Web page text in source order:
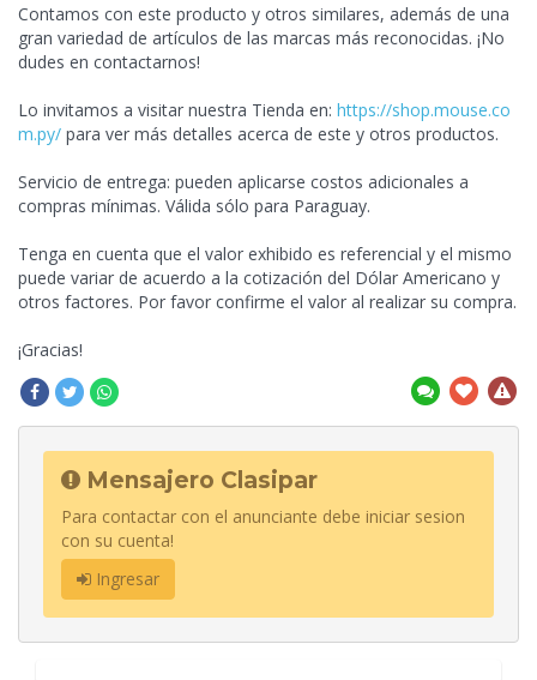
Contamos con este producto y otros similares, además de una
gran variedad de artículos de las marcas más reconocidas. ¡No
dudes en contactarnos!
Lo invitamos a visitar nuestra Tienda en: https://shop.mouse.co
m.py/ para ver más detalles acerca de este y otros productos.
Servicio de entrega: pueden aplicarse costos adicionales a
compras mínimas. Válida sólo para Paraguay.
Tenga en cuenta que el valor exhibido es referencial y el mismo
puede variar de acuerdo a la cotización del Dólar Americano y
otros factores. Por favor confirme el valor al realizar su compra.
¡Gracias!
Mensajero Clasipar
Para contactar con el anunciante debe iniciar sesion
con su cuenta!
Ingresar